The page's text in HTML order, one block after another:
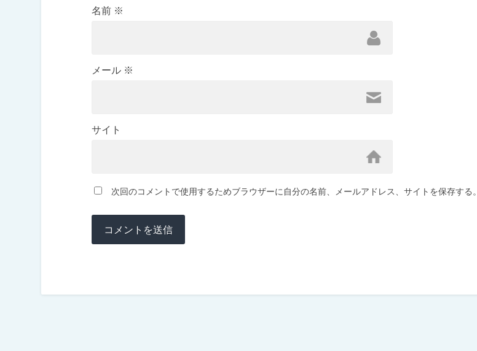
名前 ※
メール ※
サイト
次回のコメントで使用するためブラウザーに自分の名前、メールアドレス、サイトを保存する。